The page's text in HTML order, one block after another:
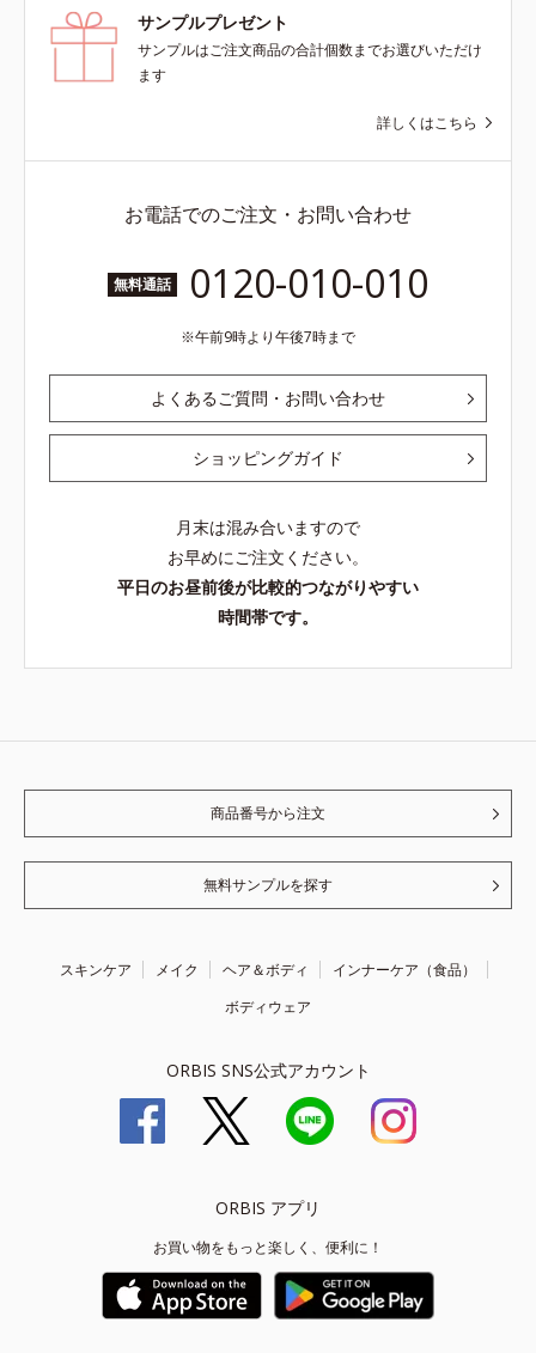
サンプルプレゼント
サンプルはご注文商品の合計個数までお選びいただけ
ます
詳しくはこちら
お電話でのご注文・お問い合わせ
無料通話 0120-010-010
午前9時より午後7時まで
よくあるご質問・お問い合わせ
ショッピングガイド
月末は混み合いますので
お早めにご注文ください。
平日のお昼前後が比較的つながりやすい
時間帯です。
商品番号から注文
無料サンプルを探す
スキンケア メイク ヘア＆ボディ
インナーケア（食品）
ボディウェア
ORBIS SNS公式アカウント
ORBIS アプリ
お買い物をもっと楽しく、便利に！